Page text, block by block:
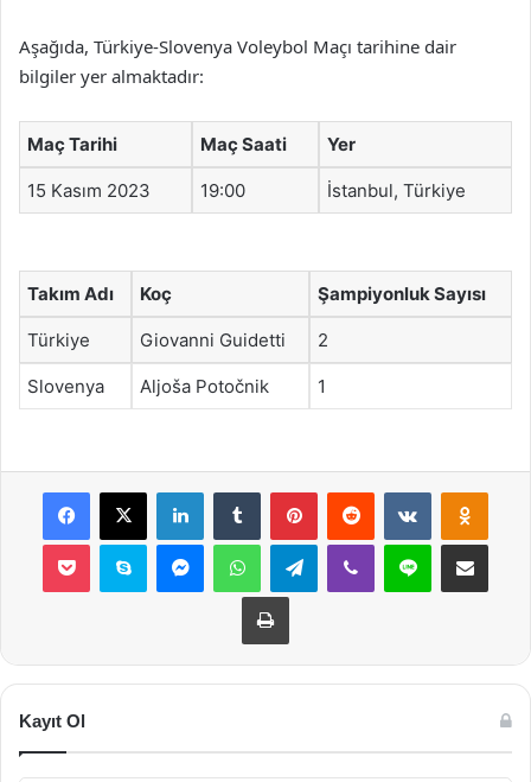
Aşağıda, Türkiye-Slovenya Voleybol Maçı tarihine dair
bilgiler yer almaktadır:
Maç Tarihi Maç Saati Yer
15 Kasım 2023 19:00 İstanbul, Türkiye
Takım Adı Koç Şampiyonluk Sayısı
Türkiye Giovanni Guidetti 2
Slovenya Aljoša Potočnik 1
Facebook
X LinkedInTumblr PinterestReddit VKontakte
Pocket Skype MessengerWhatsAppTelegramViber Line E-Posta ile
Yazdır
Kayıt Ol